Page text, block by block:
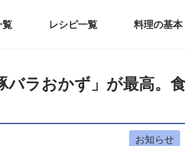
覧 レシピ一覧 料理の基本
ラおかず」が最高。
お知らせ